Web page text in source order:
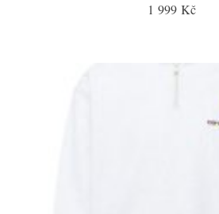
1 999 Kč